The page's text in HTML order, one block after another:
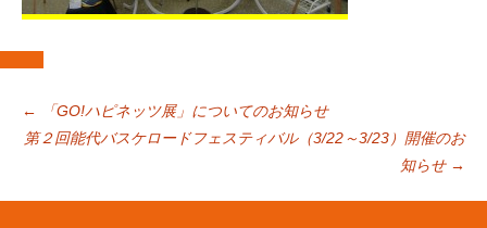
投
稿
←
「GO!ハピネッツ展」についてのお知らせ
第２回能代バスケロードフェスティバル（3/22～3/23）開催のお
知らせ →